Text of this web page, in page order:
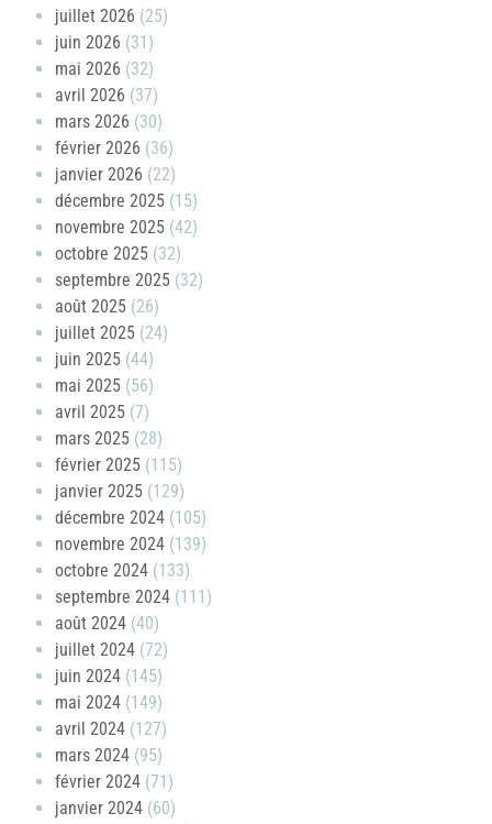
juillet 2026 (25)
juin 2026 (31)
mai 2026 (32)
avril 2026 (37)
mars 2026 (30)
février 2026 (36)
janvier 2026 (22)
décembre 2025 (15)
novembre 2025 (42)
octobre 2025 (32)
septembre 2025 (32)
août 2025 (26)
juillet 2025 (24)
juin 2025 (44)
mai 2025 (56)
avril 2025 (7)
mars 2025 (28)
février 2025 (115)
janvier 2025 (129)
décembre 2024 (105)
novembre 2024 (139)
octobre 2024 (133)
septembre 2024 (111)
août 2024 (40)
juillet 2024 (72)
juin 2024 (145)
mai 2024 (149)
avril 2024 (127)
mars 2024 (95)
février 2024 (71)
janvier 2024 (60)